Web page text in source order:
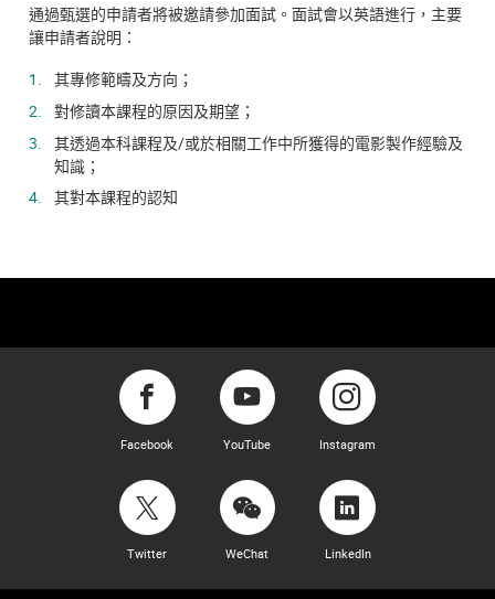
通過甄選的申請者將被邀請參加面試。面試會以英語進行，主要
讓申請者說明：
其專修範疇及方向；
對修讀本課程的原因及期望；
其透過本科課程及/或於相關工作中所獲得的電影製作經驗及
知識；
其對本課程的認知
Facebook YouTube Instagram
Twitter WeChat LinkedIn